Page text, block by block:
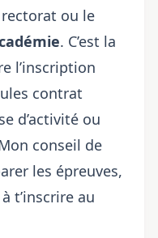
ou le
. C’est la
l’inscription
contrat
d’activité ou
conseil de
les épreuves,
t’inscrire au